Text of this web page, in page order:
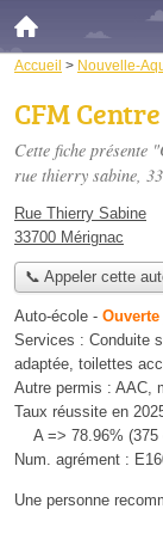
Accueil > Nouvelle-
CFM
Cette fiche présente
rue thierry sabine,
Rue Thierry Sabine
33700 Mérignac
📞 Appeler cette
Auto-école -
Services : Conduite
adaptée, toilettes
Autre permis : AAC,
Taux réussite en
A => 78.96% (375
Num. agrément :
Une personne